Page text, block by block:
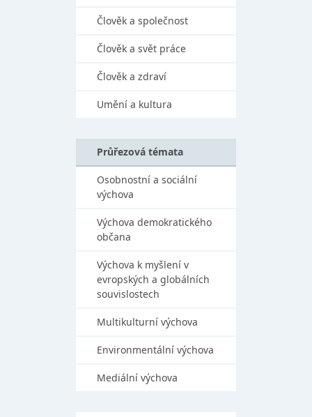
Člověk a společnost
Člověk a svět práce
Člověk a zdraví
Umění a kultura
Průřezová témata
Osobnostní a sociální
výchova
Výchova demokratického
občana
Výchova k myšlení v
evropských a globálních
souvislostech
Multikulturní výchova
Environmentální výchova
Mediální výchova